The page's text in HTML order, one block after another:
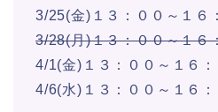
3/25(金)１３：００～１６
3/28(月)１３：００～１６
4/1(金)１３：００～１６：
4/6(水)１３：００～１６：